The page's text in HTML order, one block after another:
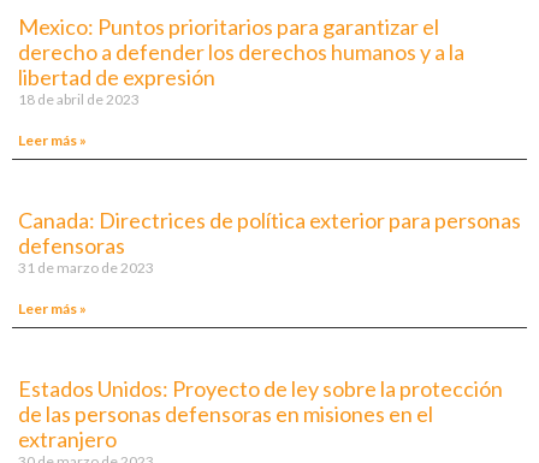
Mexico: Puntos prioritarios para garantizar el
derecho a defender los derechos humanos y a la
libertad de expresión
18 de abril de 2023
Leer más »
Canada: Directrices de política exterior para personas
defensoras
31 de marzo de 2023
Leer más »
Estados Unidos: Proyecto de ley sobre la protección
de las personas defensoras en misiones en el
extranjero